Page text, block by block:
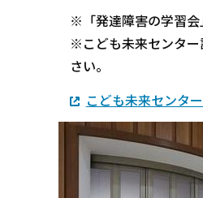
※「発達障害の学習会
※こども未来センタ
さい。
こども未来センタ